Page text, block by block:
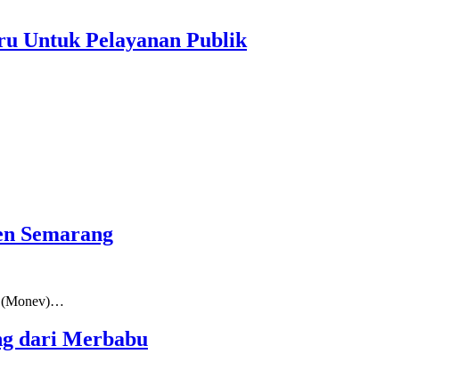
Untuk Pelayanan Publik
Semarang
(Monev)…
dari Merbabu